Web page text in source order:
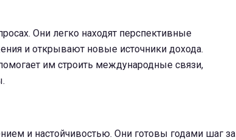
Они легко находят перспективные
и открывают новые источники дохода.
им строить международные связи,
и настойчивостью. Они готовы годами шаг за